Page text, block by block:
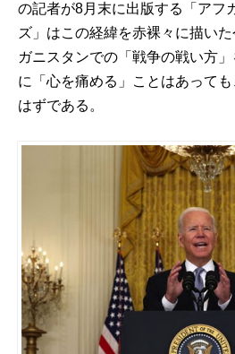
の記者が8月末に出版する「 アフ
ズ 」はこの経緯を赤裸々に描い
ガニスタンでの「戦争の戦い方
に「心を痛める」ことはあって
はずである。